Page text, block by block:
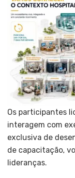
Os participantes
interagem com
exclusiva de
de capacitação,
lideranças.